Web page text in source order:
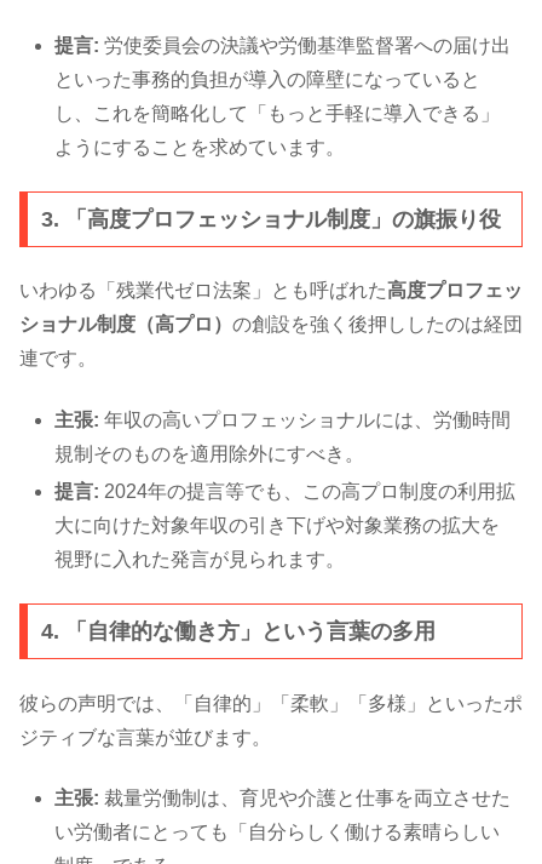
提言: 労使委員会の決議や労働基準監督署への届け出
といった事務的負担が導入の障壁になっていると
し、これを簡略化して「もっと手軽に導入できる」
ようにすることを求めています。
3. 「高度プロフェッショナル制度」の旗振り役
いわゆる「残業代ゼロ法案」とも呼ばれた高度プロフェッ
ショナル制度（高プロ） の創設を強く後押ししたのは経団
連です。
主張: 年収の高いプロフェッショナルには、労働時間
規制そのものを適用除外にすべき。
提言: 2024年の提言等でも、この高プロ制度の利用拡
大に向けた対象年収の引き下げや対象業務の拡大を
視野に入れた発言が見られます。
4. 「自律的な働き方」という言葉の多用
彼らの声明では、「自律的」「柔軟」「多様」といったポ
ジティブな言葉が並びます。
主張: 裁量労働制は、育児や介護と仕事を両立させた
い労働者にとっても「自分らしく働ける素晴らしい